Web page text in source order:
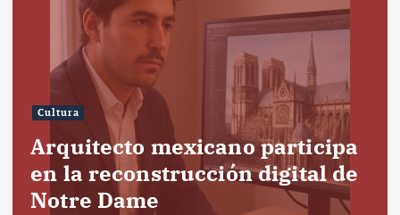
Cultura
Arquitecto mexicano participa
en la reconstrucción digital de
Notre Dame